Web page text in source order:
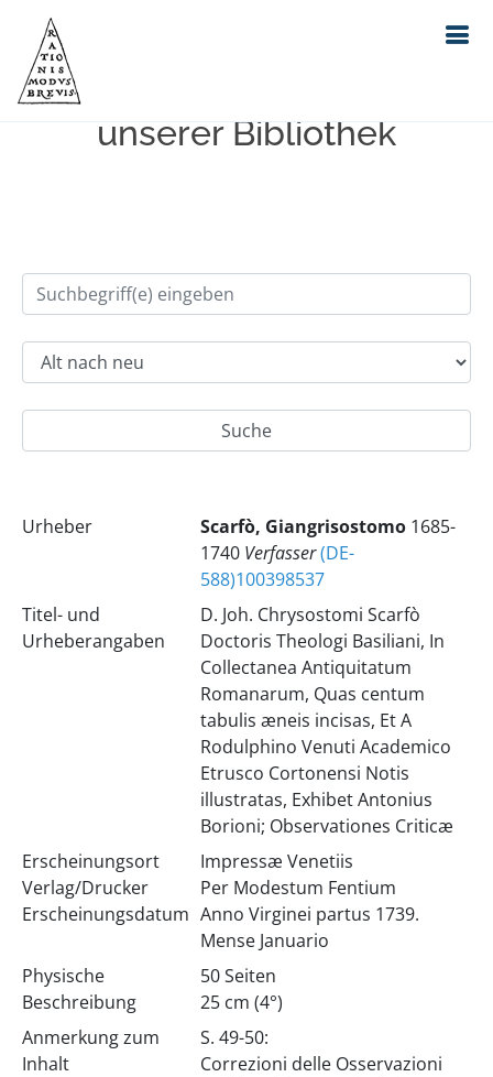
Einfache Suche im Bestand
unserer Bibliothek
Urheber Scarfò, Giangrisostomo1685-
1740 Verfasser(DE-
588)100398537
Titel- und
Urheberangaben
D. Joh. Chrysostomi Scarfò
Doctoris Theologi Basiliani, In
Collectanea Antiquitatum
Romanarum, Quas centum
tabulis æneis incisas, Et A
Rodulphino Venuti Academico
Etrusco Cortonensi Notis
illustratas, Exhibet Antonius
Borioni; Observationes Criticæ
Erscheinungsort
Verlag/Drucker
Erscheinungsdatum
Impressæ Venetiis
Per Modestum Fentium
Anno Virginei partus 1739.
Mense Januario
Physische
Beschreibung
50 Seiten
25 cm (4°)
Anmerkung zum
Inhalt
S. 49-50:
Correzioni delle Osservazioni